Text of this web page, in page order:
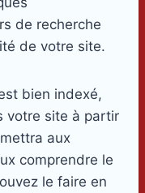
de recherche
de votre site.
bien indexé,
votre site à partir
aux
comprendre le
le faire en